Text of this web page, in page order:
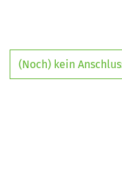
(Noch) kein